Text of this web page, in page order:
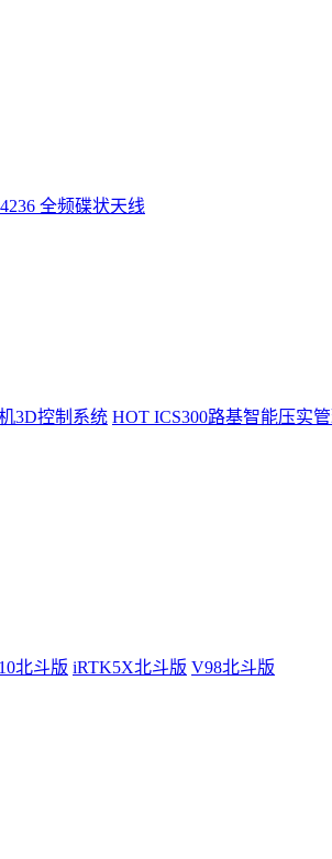
全频碟状天线
3D控制系统 HOT ICS300路基智能压实
北斗版 iRTK5X北斗版 V98北斗版